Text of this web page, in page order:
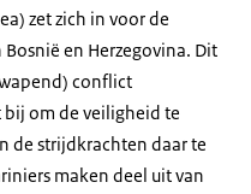
zet zich in voor de
en Herzegovina. Dit
conflict
om de veiligheid te
de strijdkrachten daar te
maken deel uit van